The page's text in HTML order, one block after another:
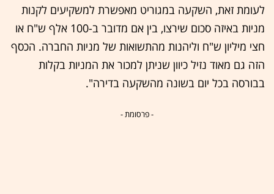
לעומת זאת, השקעה במגוריט מאפשרת למשקיעים לקנות
מניות באיזה סכום שירצו, בין אם מדובר ב-100 אלף ש"ח או
חצי מיליון ש"ח וליהנות מהתשואות של מניות החברה. הכסף
הזה גם מאוד נזיל כיוון שניתן למכור את המניות בקלות
בבורסה בכל יום בשונה מהשקעה בדירה".
- פרסומת -